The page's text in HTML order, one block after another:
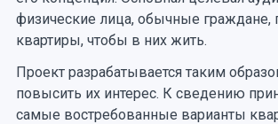
физические лица, обычные
квартиры, чтобы в них жить.
Проект разрабатывается таким
повысить их интерес. К сведению
самые востребованные варианты